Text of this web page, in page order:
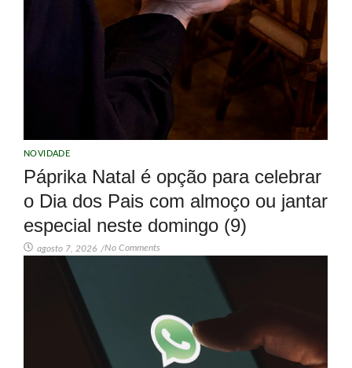
NOVIDADE
Páprika Natal é opção para celebrar
o Dia dos Pais com almoço ou jantar
especial neste domingo (9)
agosto 7, 2026 /No Comments